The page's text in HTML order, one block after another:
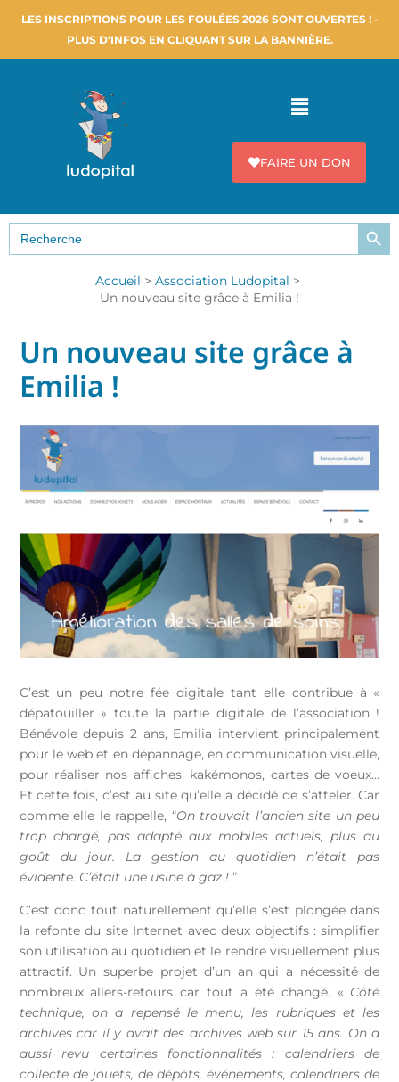
LES INSCRIPTIONS POUR LES FOULÉES 2026 SONT OUVERTES ! -
PLUS D'INFOS EN CLIQUANT SUR LA BANNIÈRE.
Menu
FAIRE UN DON
Search
for:
SEARCH
Accueil
Association Ludopital
Un nouveau site grâce à Emilia !
Un nouveau site grâce à
Emilia !
C’est un peu notre fée digitale tant elle contribue à «
dépatouiller » toute la partie digitale de l’association !
Bénévole depuis 2 ans, Emilia intervient principalement
pour le web et en dépannage, en communication visuelle,
pour réaliser nos affiches, kakémonos, cartes de voeux…
Et cette fois, c’est au site qu’elle a décidé de s’atteler. Car
comme elle le rappelle, “On trouvait l’ancien site un peu
trop chargé, pas adapté aux mobiles actuels, plus au
goût du jour. La gestion au quotidien n’était pas
évidente. C’était une usine à gaz !”
C’est donc tout naturellement qu’elle s’est plongée dans
la refonte du site Internet avec deux objectifs : simplifier
son utilisation au quotidien et le rendre visuellement plus
attractif. Un superbe projet d’un an qui a nécessité de
nombreux allers-retours car tout a été changé. « Côté
technique, on a repensé le menu, les rubriques et les
archives car il y avait des archives web sur 15 ans. On a
aussi revu certaines fonctionnalités : calendriers de
collecte de jouets, de dépôts, événements, calendriers de